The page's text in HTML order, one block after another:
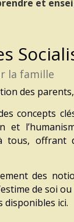
et
la famille
des
concepts
et
tous, offrant
des
de soi
disponibles ici.